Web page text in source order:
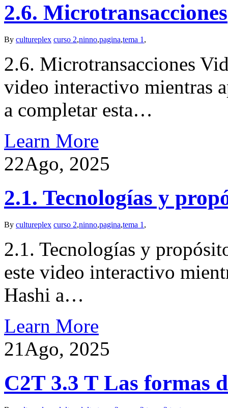
2.6. Microtransacciones
By cultureplex curso 2,ninno,pagina,tema 1 ,
2.6. Microtransacciones
video interactivo mientras
a completar esta…
Learn More
22Ago, 2025
2.1. Tecnologías y
By cultureplex curso 2,ninno,pagina,tema 1 ,
2.1. Tecnologías y
este video interactivo
Hashi a…
Learn More
21Ago, 2025
C2T 3.3 T Las formas